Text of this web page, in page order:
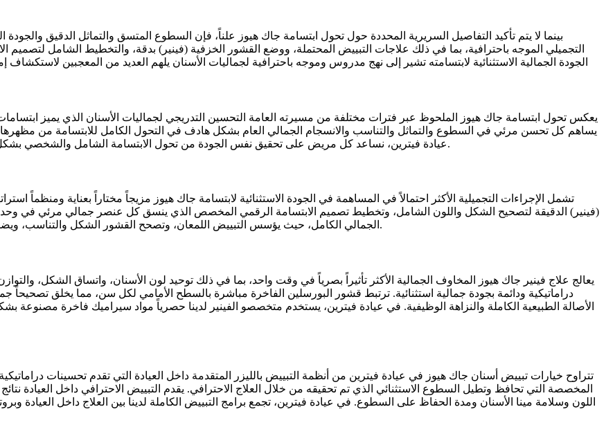
بينما لا يتم تأكيد التفاصيل السريرية المحددة حول تحول ابتسامة جاك هيوز علناً، فإن السطوع المتسق والتماثل الدقيق والجودة
التجميلي الموجه باحترافية، بما في ذلك علاجات التبييض المحتملة، ووضع القشور الخزفية (فينير) بدقة، والتخطيط الشامل لتصميم
الجودة الجمالية الاستثنائية لابتسامته تشير إلى نهج مدروس وموجه باحترافية لجماليات الأسنان يلهم العديد من المعجبين
يعكس تحول ابتسامة جاك هيوز الملحوظ عبر فترات مختلفة من مسيرته العامة التحسين التدريجي لجماليات الأسنان الذي يميز ابتسامات
يساهم كل تحسن مرئي في السطوع والتماثل والتناسب والانسجام الجمالي العام بشكل هادف في التحول الكامل للابتسامة من مظهرها
عيادة فيترين، نساعد كل مريض على تحقيق نفس الجودة من تحول الابتسامة الشامل والشخصي بشكل أصيل من خلال برامج طب الأسنان التجميلي المخصصة والمنفذة بخبرة.
تشمل الإجراءات التجميلية الأكثر احتمالاً في المساهمة في الجودة الاستثنائية لابتسامة جاك هيوز مزيجاً مختاراً بعناية ومنظماً
(فينير) الدقيقة لتصحيح الشكل واللون الشامل، وتخطيط تصميم الابتسامة الرقمي المخصص الذي ينسق كل عنصر جمالي مرئي في
الجمالي الكامل، حيث يؤسس التبييض اللمعان، وتصحح القشور الشكل والتناسب، ويضمن تصميم الابتسامة الشامل الانسجام التام مع الوجه والأصالة الشخصية.
يعالج علاج فينير جاك هيوز المخاوف الجمالية الأكثر تأثيراً بصرياً في وقت واحد، بما في ذلك توحيد لون الأسنان، واتساق الشكل،
دراماتيكية ودائمة بجودة جمالية استثنائية. ترتبط قشور البورسلين الفاخرة مباشرة بالسطح الأمامي لكل سن، مما يخلق تصحيحاً
الأصالة الطبيعية الكاملة والنزاهة الوظيفية. في عيادة فيترين، يستخدم متخصصو الفينير لدينا حصرياً مواد سيراميك فاخرة
تتراوح خيارات تبييض أسنان جاك هيوز في عيادة فيترين من أنظمة التبييض بالليزر المتقدمة داخل العيادة التي تقدم تحسينات
المخصصة التي تحافظ وتطيل السطوع الاستثنائي الذي تم تحقيقه من خلال العلاج الاحترافي. يقدم التبييض الاحترافي داخل العيادة
اللون وسلامة مينا الأسنان ومدة الحفاظ على السطوع. في عيادة فيترين، تجمع برامج التبييض الكاملة لدينا بين العلاج داخل